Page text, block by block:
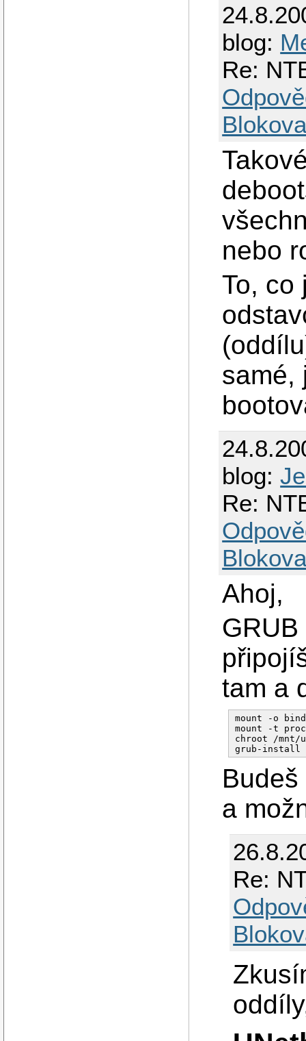
blog:
Re:
nebo
To, co
samé,
blog:
Re:
Ahoj,
tam a
mount -o
mount -t
chroot /mnt/
grub-install
a
Re: